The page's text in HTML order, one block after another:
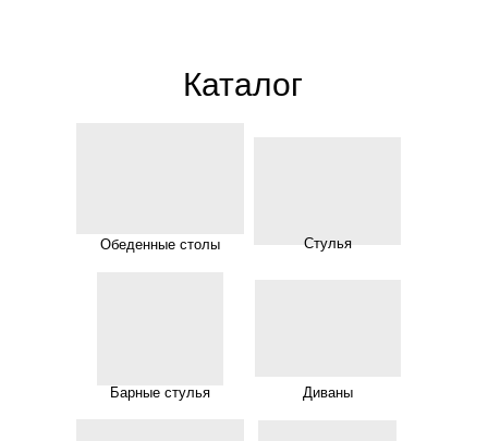
Обеденные столы Стулья
Барные стулья Диваны
Каталог